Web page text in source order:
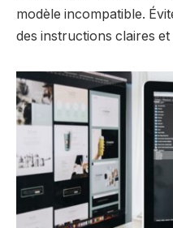
modèle incompatible.
des instructions claires